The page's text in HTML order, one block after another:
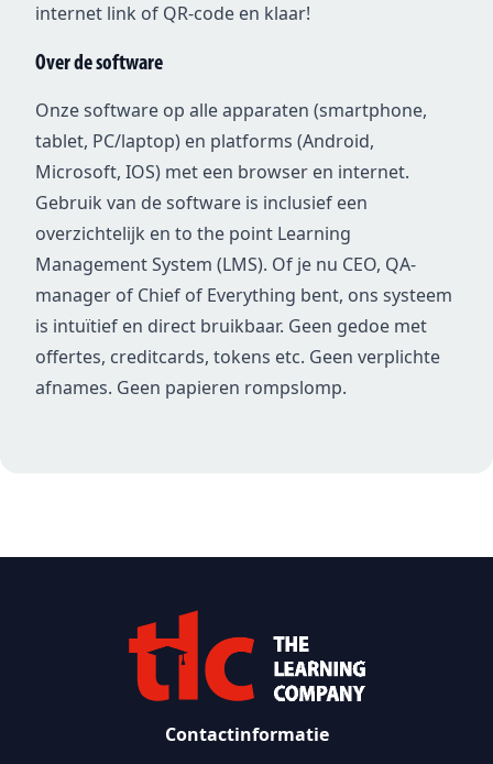
internet link of QR-code en klaar!
Over de software
Onze software op alle apparaten (smartphone,
tablet, PC/laptop) en platforms (Android,
Microsoft, IOS) met een browser en internet.
Gebruik van de software is inclusief een
overzichtelijk en to the point Learning
Management System (LMS). Of je nu CEO, QA-
manager of Chief of Everything bent, ons systeem
is intuïtief en direct bruikbaar. Geen gedoe met
offertes, creditcards, tokens etc. Geen verplichte
afnames. Geen papieren rompslomp.
Contactinformatie